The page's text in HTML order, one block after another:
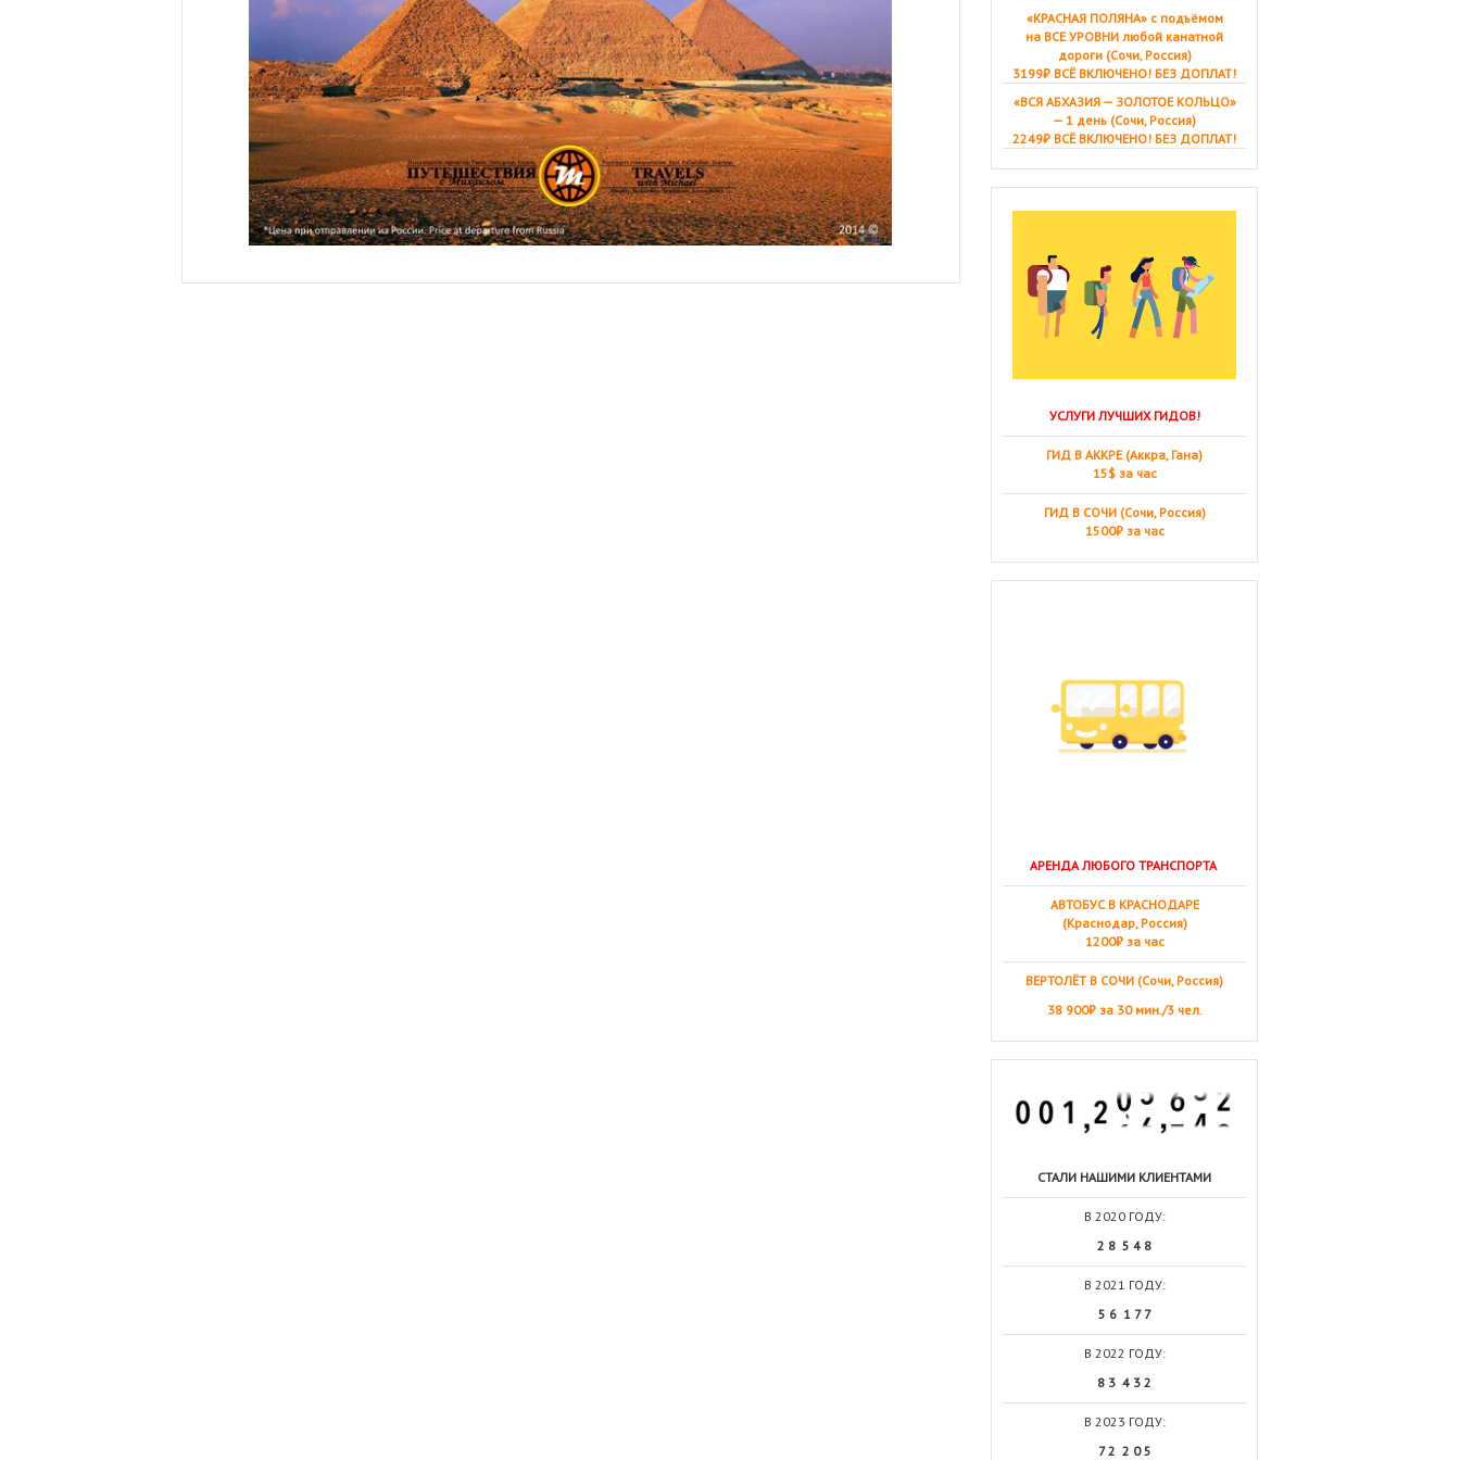
«КРАСНАЯ ПОЛЯНА» с подъёмом
на ВСЕ УРОВНИ любой канатной
дороги (Сочи, Россия)
3199₽ ВСЁ ВКЛЮЧЕНО! БЕЗ ДОПЛАТ!
«ВСЯ АБХАЗИЯ — ЗОЛОТОЕ КОЛЬЦО»
— 1 день (Сочи, Россия)
2249₽ ВСЁ ВКЛЮЧЕНО! БЕЗ ДОПЛАТ!
УСЛУГИ ЛУЧШИХ ГИДОВ!
ГИД В АККРЕ (Аккра, Гана)
15$ за час
ГИД В СОЧИ (Сочи, Россия)
1500₽ за час
АРЕНДА ЛЮБОГО ТРАНСПОРТА
АВТОБУС В КРАСНОДАРЕ
(Краснодар, Россия)
1200₽ за час
ВЕРТОЛЁТ В СОЧИ (Сочи, Россия)
38 900₽ за 30 мин./3 чел.
СТАЛИ НАШИМИ КЛИЕНТАМИ
В 2020 ГОДУ:
2 8 5 4 8
В 2021 ГОДУ:
5 6 1 7 7
В 2022 ГОДУ:
8 3 4 3 2
В 2023 ГОДУ:
7 2 2 0 5